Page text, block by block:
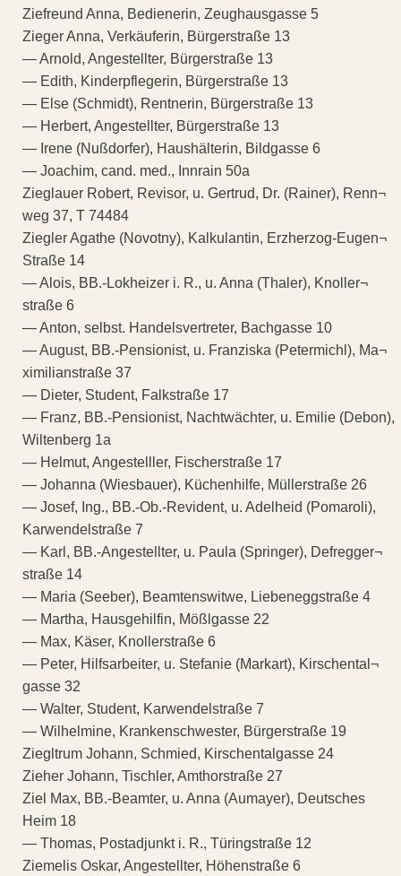
Ziefreund Anna, Bedienerin, Zeughausgasse 5
Zieger Anna, Verkäuferin, Bürgerstraße 13
— Arnold, Angestellter, Bürgerstraße 13
— Edith, Kinderpflegerin, Bürgerstraße 13
— Else (Schmidt), Rentnerin, Bürgerstraße 13
— Herbert, Angestellter, Bürgerstraße 13
— Irene (Nußdorfer), Haushälterin, Bildgasse 6
— Joachim, cand. med., Innrain 50a
Zieglauer Robert, Revisor, u. Gertrud, Dr. (Rainer), Renn¬
weg 37, T 74484
Ziegler Agathe (Novotny), Kalkulantin, Erzherzog-Eugen¬
Straße 14
— Alois, BB.-Lokheizer i. R., u. Anna (Thaler), Knoller¬
straße 6
— Anton, selbst. Handelsvertreter, Bachgasse 10
— August, BB.-Pensionist, u. Franziska (Petermichl), Ma¬
ximilianstraße 37
— Dieter, Student, Falkstraße 17
— Franz, BB.-Pensionist, Nachtwächter, u. Emilie (Debon),
Wiltenberg 1a
— Helmut, Angestelller, Fischerstraße 17
— Johanna (Wiesbauer), Küchenhilfe, Müllerstraße 26
— Josef, Ing., BB.-Ob.-Revident, u. Adelheid (Pomaroli),
Karwendelstraße 7
— Karl, BB.-Angestellter, u. Paula (Springer), Defregger¬
straße 14
— Maria (Seeber), Beamtenswitwe, Liebeneggstraße 4
— Martha, Hausgehilfin, Mößlgasse 22
— Max, Käser, Knollerstraße 6
— Peter, Hilfsarbeiter, u. Stefanie (Markart), Kirschental¬
gasse 32
— Walter, Student, Karwendelstraße 7
— Wilhelmine, Krankenschwester, Bürgerstraße 19
Ziegltrum Johann, Schmied, Kirschentalgasse 24
Zieher Johann, Tischler, Amthorstraße 27
Ziel Max, BB.-Beamter, u. Anna (Aumayer), Deutsches
Heim 18
— Thomas, Postadjunkt i. R., Türingstraße 12
Ziemelis Oskar, Angestellter, Höhenstraße 6